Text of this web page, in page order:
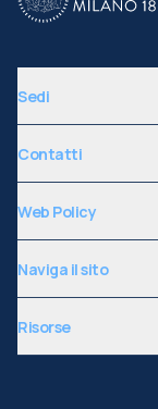
Sedi
Contatti
Web Policy
Naviga il sito
Risorse